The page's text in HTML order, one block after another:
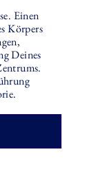
Einen
Körpers
Deines